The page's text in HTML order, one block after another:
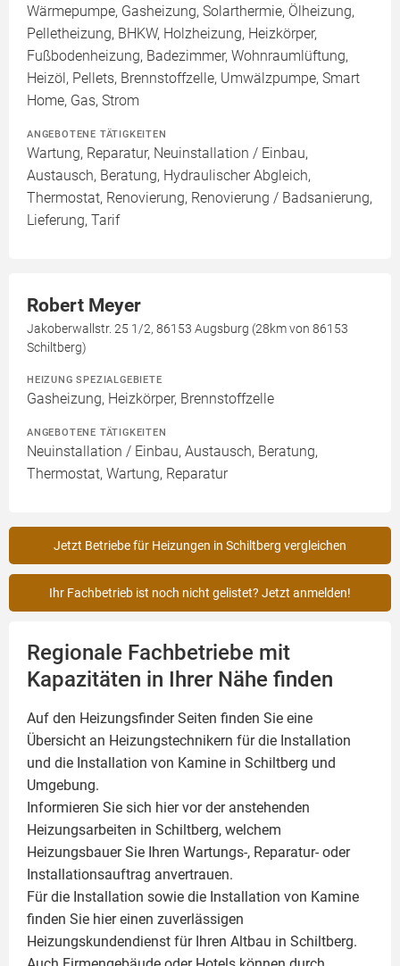
Wärmepumpe, Gasheizung, Solarthermie, Ölheizung,
Pelletheizung, BHKW, Holzheizung, Heizkörper,
Fußbodenheizung, Badezimmer, Wohnraumlüftung,
Heizöl, Pellets, Brennstoffzelle, Umwälzpumpe, Smart
Home, Gas, Strom
ANGEBOTENE TÄTIGKEITEN
Wartung, Reparatur, Neuinstallation / Einbau,
Austausch, Beratung, Hydraulischer Abgleich,
Thermostat, Renovierung, Renovierung / Badsanierung,
Lieferung, Tarif
Robert Meyer
Jakoberwallstr. 25 1/2, 86153 Augsburg (28km von 86153
Schiltberg)
HEIZUNG SPEZIALGEBIETE
Gasheizung, Heizkörper, Brennstoffzelle
ANGEBOTENE TÄTIGKEITEN
Neuinstallation / Einbau, Austausch, Beratung,
Thermostat, Wartung, Reparatur
Jetzt Betriebe für Heizungen in Schiltberg vergleichen
Ihr Fachbetrieb ist noch nicht gelistet? Jetzt anmelden!
Regionale Fachbetriebe mit
Kapazitäten in Ihrer Nähe finden
Auf den Heizungsfinder Seiten finden Sie eine
Übersicht an Heizungstechnikern für die Installation
und die Installation von Kamine in Schiltberg und
Umgebung.
Informieren Sie sich hier vor der anstehenden
Heizungsarbeiten in Schiltberg, welchem
Heizungsbauer Sie Ihren Wartungs-, Reparatur- oder
Installationsauftrag anvertrauen.
Für die Installation sowie die Installation von Kamine
finden Sie hier einen zuverlässigen
Heizungskundendienst für Ihren Altbau in Schiltberg.